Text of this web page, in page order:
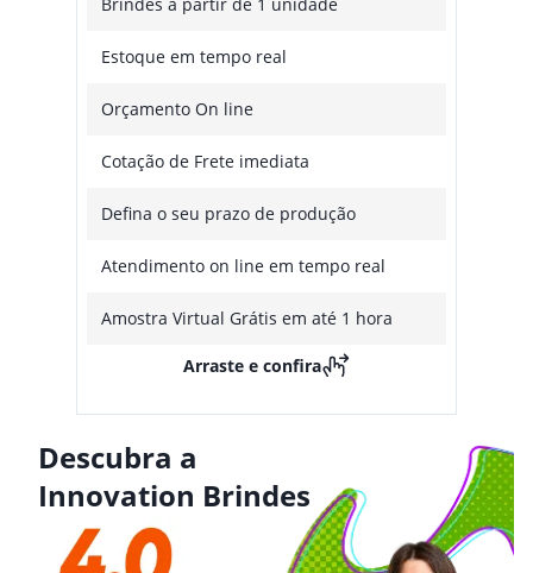
Brindes a partir de 1 unidade
Estoque em tempo real
Orçamento On line
Cotação de Frete imediata
Defina o seu prazo de produção
Atendimento on line em tempo real
Amostra Virtual Grátis em até 1 hora
Arraste e confira
Descubra a
Innovation Brindes